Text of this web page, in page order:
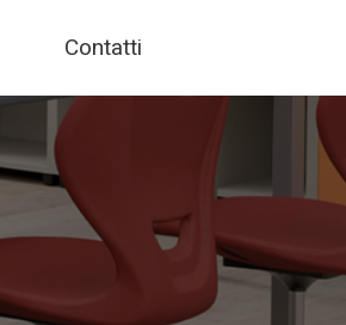
Contatti